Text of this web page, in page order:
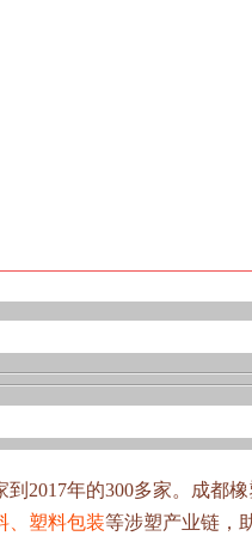
2017年的300多家。成都
、塑料包装等涉塑产业链，